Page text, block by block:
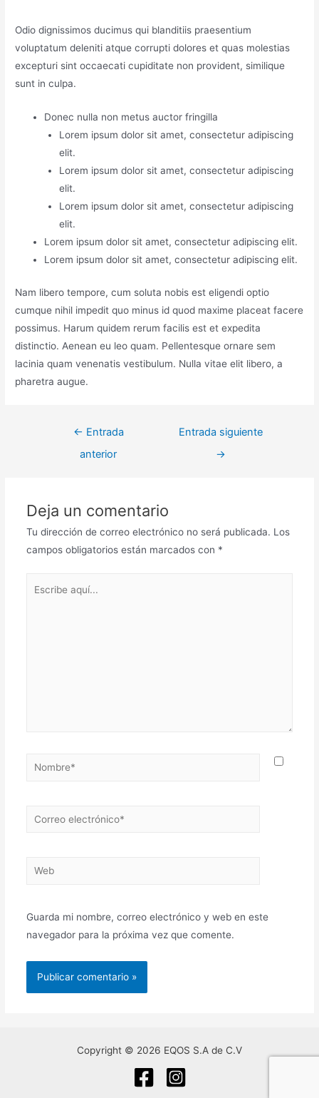
Odio dignissimos ducimus qui blanditiis praesentium
voluptatum deleniti atque corrupti dolores et quas molestias
excepturi sint occaecati cupiditate non provident, similique
sunt in culpa.
Donec nulla non metus auctor fringilla
Lorem ipsum dolor sit amet, consectetur adipiscing
elit.
Lorem ipsum dolor sit amet, consectetur adipiscing
elit.
Lorem ipsum dolor sit amet, consectetur adipiscing
elit.
Lorem ipsum dolor sit amet, consectetur adipiscing elit.
Lorem ipsum dolor sit amet, consectetur adipiscing elit.
Nam libero tempore, cum soluta nobis est eligendi optio
cumque nihil impedit quo minus id quod maxime placeat facere
possimus. Harum quidem rerum facilis est et expedita
distinctio. Aenean eu leo quam. Pellentesque ornare sem
lacinia quam venenatis vestibulum. Nulla vitae elit libero, a
pharetra augue.
Navegación
← Entrada
anterior
Entrada siguiente
→
Deja un comentario
Tu dirección de correo electrónico no será publicada. Los
campos obligatorios están marcados con *
Nombre*
Correo
Web
Guarda mi nombre, correo electrónico y web en este
navegador para la próxima vez que comente.
Copyright © 2026 EQOS S.A de C.V